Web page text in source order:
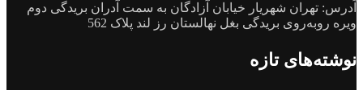
آدرس: تهران شهریار خیابان آزادگان به سمت آدران بریدگی دوم
ویره روبه‌روی بریدگی بغل نهالستان رز لند پلاک 562
نوشته‌های تازه